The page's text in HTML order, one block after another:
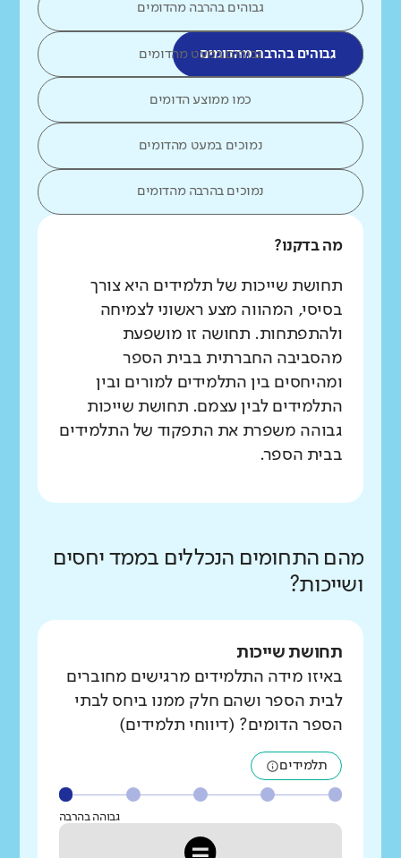
גבוהים בהרבה מהדומים
גבוהים בהרבה מהדומיםגבוהים במעט מהדומים
כמו ממוצע הדומים
נמוכים במעט מהדומים
נמוכים בהרבה מהדומים
מה בדקנו?
תחושת שייכות של תלמידים היא צורך
בסיסי, המהווה מצע ראשוני לצמיחה
ולהתפתחות. תחושה זו מושפעת
מהסביבה החברתית בבית הספר
ומהיחסים בין התלמידים למורים ובין
התלמידים לבין עצמם. תחושת שייכות
גבוהה משפרת את התפקוד של התלמידים
בבית הספר.
מהם התחומים הנכללים בממד יחסים
ושייכות?
תחושת שייכות
באיזו מידה התלמידים מרגישים מחוברים
לבית הספר ושהם חלק ממנו ביחס לבתי
הספר הדומים? (דיווחי תלמידים)
תלמידים
גבוהה בהרבה